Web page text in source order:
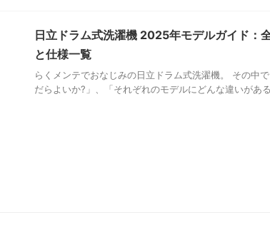
日立ドラム式洗濯機 2025年モデルガイド：
と仕様一覧
らくメンテでおなじみの日立ドラム式洗濯機。 その中
だらよいか?」、「それぞれのモデルにどんな違いがあ